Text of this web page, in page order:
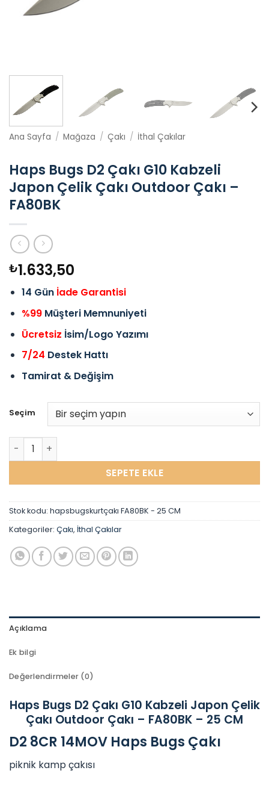
Ana Sayfa / Mağaza / Çakı / İthal Çakılar
Haps Bugs D2 Çakı G10 Kabzeli
Japon Çelik Çakı Outdoor Çakı –
FA80BK
₺1.633,50
14 Gün İade Garantisi
%99Müşteri Memnuniyeti
Ücretsiz İsim/Logo Yazımı
7/24 Destek Hattı
Tamirat & Değişim
Seçim
Haps Bugs D2 Çakı G10 Kabzeli Japon Çelik Çakı Outdoor
SEPETE EKLE
Stok kodu: hapsbugskurtçakı FA80BK - 25 CM
Kategoriler: Çakı, İthal Çakılar
Açıklama
Ek bilgi
Değerlendirmeler (0)
Haps Bugs D2 Çakı G10 Kabzeli Japon Çelik
Çakı Outdoor Çakı – FA80BK – 25 CM
D2 8CR 14MOV Haps Bugs Çakı
piknik kamp çakısı